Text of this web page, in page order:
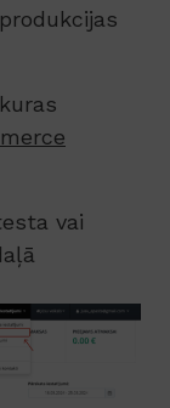
vai